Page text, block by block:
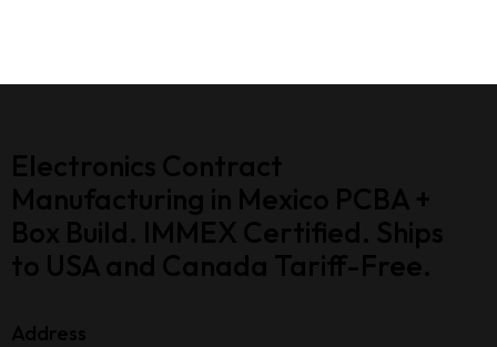
Electronics Contract
Manufacturing in Mexico PCBA +
Box Build. IMMEX Certified. Ships
to USA and Canada Tariff-Free.
Address